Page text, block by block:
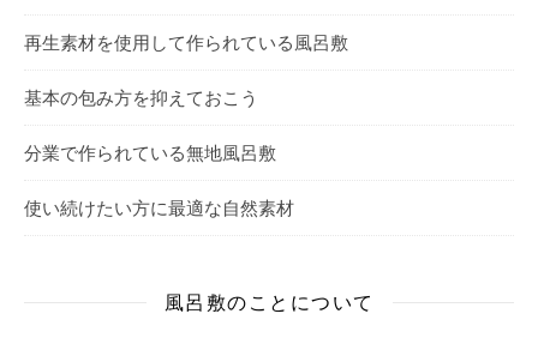
再生素材を使用して作られている風呂敷
基本の包み方を抑えておこう
分業で作られている無地風呂敷
使い続けたい方に最適な自然素材
風呂敷のことについて